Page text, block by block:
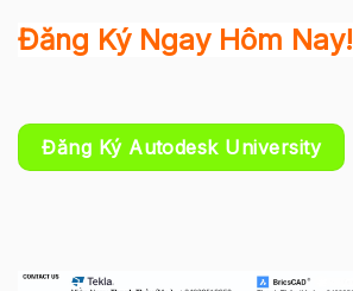
Đăng Ký Ngay Hôm Nay!
Đăng Ký Autodesk University